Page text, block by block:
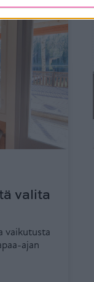
valita
vaikutusta
ajan